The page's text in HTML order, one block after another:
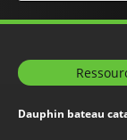
Dauphin bateau